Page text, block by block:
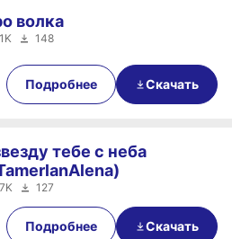
00:31
волка
148
Подробнее Скачать
00:36
тебе с неба
127
Подробнее Скачать